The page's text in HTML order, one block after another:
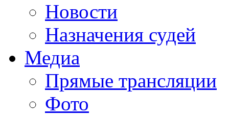
Новости
Назначения судей
Медиа
Прямые трансляции
Фото